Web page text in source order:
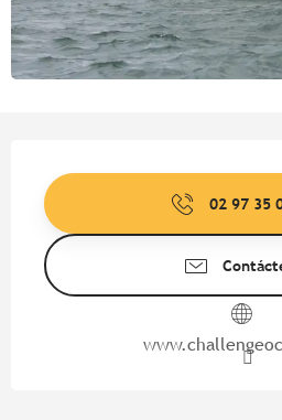
02 97 35